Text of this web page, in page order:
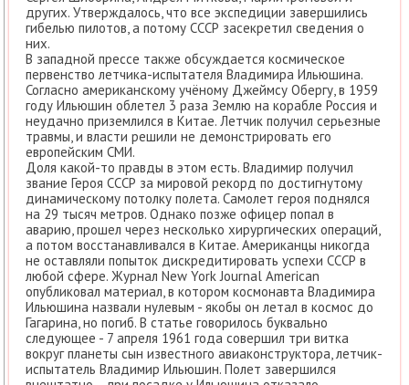
других. Утверждалось, что все экспедиции завершились
гибелью пилотов, а потому СССР засекретил сведения о
них.
В западной прессе также обсуждается космическое
первенство летчика-испытателя Владимира Ильюшина.
Согласно американскому учёному Джеймсу Обергу, в 1959
году Ильюшин облетел 3 раза Землю на корабле Россия и
неудачно приземлился в Китае. Летчик получил серьезные
травмы, и власти решили не демонстрировать его
европейским СМИ.
Доля какой-то правды в этом есть. Владимир получил
звание Героя СССР за мировой рекорд по достигнутому
динамическому потолку полета. Самолет героя поднялся
на 29 тысяч метров. Однако позже офицер попал в
аварию, прошел через несколько хирургических операций,
а потом восстанавливался в Китае. Американцы никогда
не оставляли попыток дискредитировать успехи СССР в
любой сфере. Журнал New York Journal American
опубликовал материал, в котором космонавта Владимира
Ильюшина назвали нулевым - якобы он летал в космос до
Гагарина, но погиб. В статье говорилось буквально
следующее - 7 апреля 1961 года совершил три витка
вокруг планеты сын известного авиаконструктора, летчик-
испытатель Владимир Ильюшин. Полет завершился